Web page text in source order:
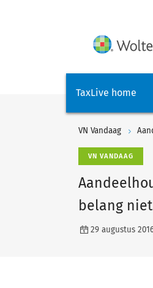
TaxLive home
VN Vandaag
VN VANDAAG
belang
29 augustus